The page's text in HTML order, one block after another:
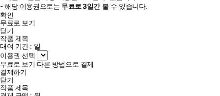
- 해당 이용권으로는 무료로3일간볼 수 있습니다.
확인
무료로 보기
닫기
작품 제목
대여 기간 : 일
이용권 선택
무료로 보기 다른 방법으로 결제
결제하기
닫기
작품 제목